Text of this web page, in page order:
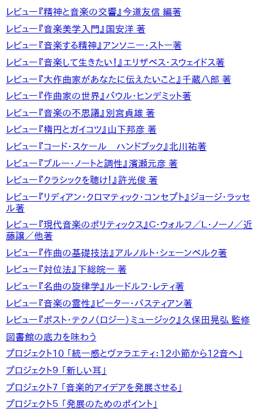
レビュー『精神と音楽の交響』今道友信 編著
レビュー『音楽美学入門』国安洋 著
レビュー『音楽する精神』アンソニー・ストー著
レビュー『音楽して生きたい！』エリザベス・スウェイドス著
レビュー『大作曲家があなたに伝えたいこと』千蔵八郎 著
レビュー『作曲家の世界』パウル・ヒンデミット著
レビュー『音楽の不思議』別宮貞雄 著
レビュー『楕円とガイコツ』山下邦彦 著
レビュー『コード・スケール ハンドブック』北川祐著
レビュー『ブルー・ノートと調性』濱瀬元彦 著
レビュー『クラシックを聴け！』許光俊 著
レビュー『リディアン・クロマティック・コンセプト』ジョージ・ラッセ
ル著
レビュー『現代音楽のポリティックス』Ｃ・ウォルフ／Ｌ・ノーノ／近
藤譲／他著
レビュー『作曲の基礎技法』アルノルト・シェーンベルク著
レビュー『対位法』下総皖一 著
レビュー『名曲の旋律学』ルードルフ・レティ著
レビュー『音楽の霊性』ピーター・バスティアン著
レビュー『ポスト・テクノ（ロジー）ミュージック』久保田晃弘 監修
図書館の底力を味わう
プロジェクト10 「統一感とヴァラエティ：12小節から12音へ」
プロジェクト９ 「新しい耳」
プロジェクト７ 「音楽的アイデアを発展させる」
プロジェクト５ 「発展のためのポイント」